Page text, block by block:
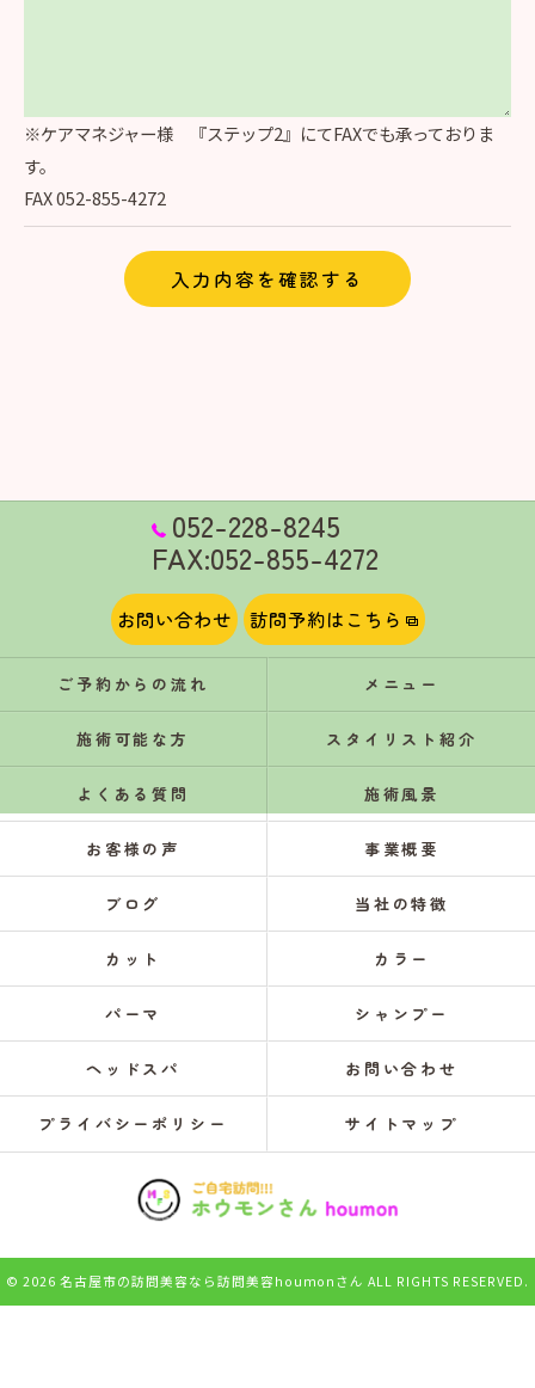
※ケアマネジャー様 『ステップ2』にてFAXでも承っておりま
す。
FAX 052-855-4272
052-228-8245
FAX:052-855-4272
お問い合わせ 訪問予約はこちら
ご予約からの流れ メニュー
施術可能な方 スタイリスト紹介
よくある質問 施術風景
お客様の声 事業概要
ブログ 当社の特徴
カット カラー
パーマ シャンプー
ヘッドスパ お問い合わせ
プライバシーポリシー サイトマップ
© 2026 名古屋市の訪問美容なら訪問美容houmonさん ALL RIGHTS RESERVED.